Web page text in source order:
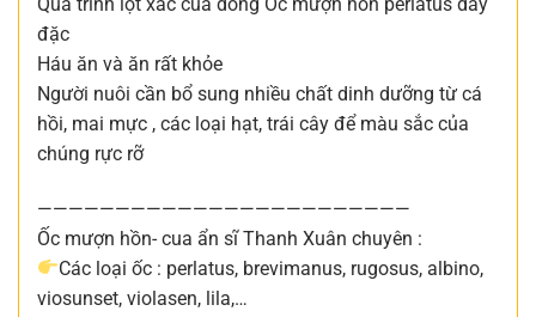
đặc
Háu ăn và ăn rất khỏe
Người nuôi cần bổ sung nhiều chất dinh dưỡng từ cá
hồi, mai mực , các loại hạt, trái cây để màu sắc của
chúng rực rỡ
————————————————————————
Ốc mượn hồn- cua ẩn sĩ Thanh Xuân chuyên :
Các loại ốc : perlatus, brevimanus, rugosus, albino,
viosunset, violasen, lila,…